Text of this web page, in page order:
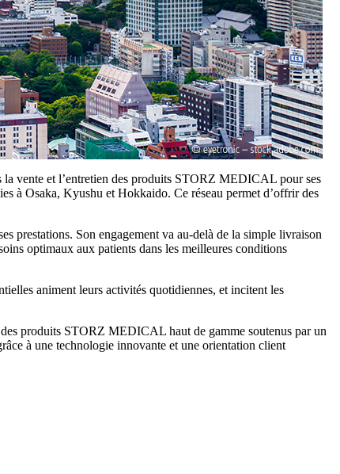
vente et l’entretien des produits STORZ MEDICAL pour ses
à Osaka, Kyushu et Hokkaido. Ce réseau permet d’offrir des
prestations. Son engagement va au-delà de la simple livraison
optimaux aux patients dans les meilleures conditions
animent leurs activités quotidiennes, et incitent les
produits STORZ MEDICAL haut de gamme soutenus par un
à une technologie innovante et une orientation client